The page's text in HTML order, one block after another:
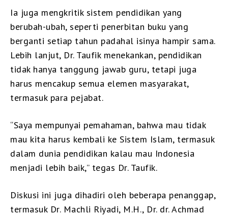
Ia juga mengkritik sistem pendidikan yang
berubah-ubah, seperti penerbitan buku yang
berganti setiap tahun padahal isinya hampir sama.
Lebih lanjut, Dr. Taufik menekankan, pendidikan
tidak hanya tanggung jawab guru, tetapi juga
harus mencakup semua elemen masyarakat,
termasuk para pejabat.
“Saya mempunyai pemahaman, bahwa mau tidak
mau kita harus kembali ke Sistem Islam, termasuk
dalam dunia pendidikan kalau mau Indonesia
menjadi lebih baik,” tegas Dr. Taufik.
Diskusi ini juga dihadiri oleh beberapa penanggap,
termasuk Dr. Machli Riyadi, M.H., Dr. dr. Achmad